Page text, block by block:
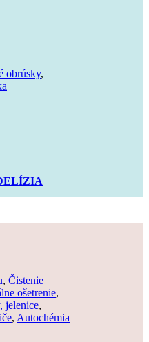
obrúsky,
, Čistenie
ošetrenie,
jelenice,
, Autochémia